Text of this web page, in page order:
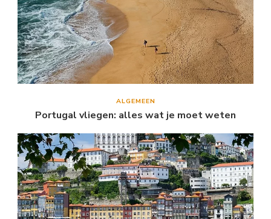
ALGEMEEN
Portugal vliegen: alles wat je moet weten